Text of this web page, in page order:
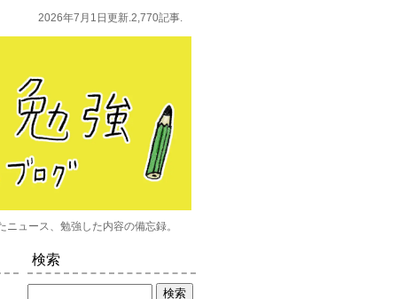
2026年7月1日更新.2,770記事.
ュース、勉強した内容の備忘録。
検索